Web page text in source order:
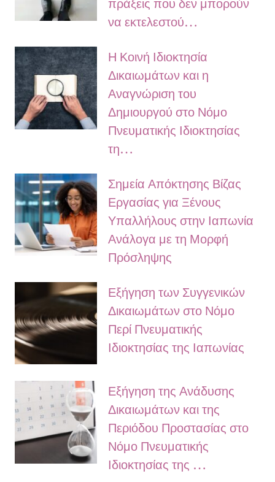
να εκτελεστού…
Η Κοινή Ιδιοκτησία
Δικαιωμάτων και η
Αναγνώριση του
Δημιουργού στο Νόμο
Πνευματικής Ιδιοκτησίας
τη…
Σημεία Απόκτησης Βίζας
Εργασίας για Ξένους
Υπαλλήλους στην Ιαπωνία
Ανάλογα με τη Μορφή
Πρόσληψης
Εξήγηση των Συγγενικών
Δικαιωμάτων στο Νόμο
Περί Πνευματικής
Ιδιοκτησίας της Ιαπωνίας
Εξήγηση της Ανάδυσης
Δικαιωμάτων και της
Περιόδου Προστασίας στο
Νόμο Πνευματικής
Ιδιοκτησίας της …